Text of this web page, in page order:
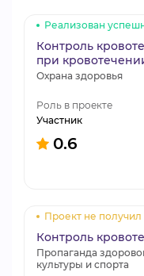
Реализован
Контроль
при
Охрана здоровья
Роль в проекте
Участник
0.6
Проект не
Контроль
Пропаганда
культуры и спорта